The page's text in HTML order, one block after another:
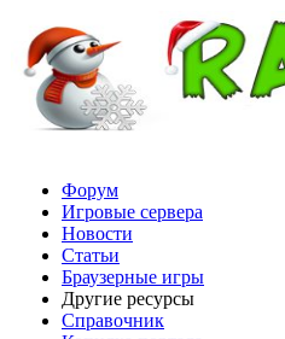
Форум
Игровые сервера
Новости
Статьи
Браузерные игры
Другие ресурсы
Справочник